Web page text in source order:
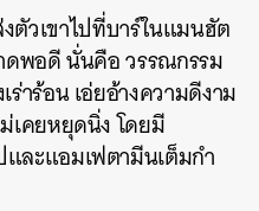
ตัวเขาไปที่บาร์ในแมนฮัต
ดพอดี นั่นคือ วรรณกรรม
าร้อน เอ่ยอ้างความดีงาม
เคยหยุดนิ่ง โดยมี
ละแอมเฟตามีนเต็มกำ